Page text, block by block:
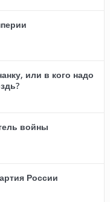
или в кого надо
войны
России